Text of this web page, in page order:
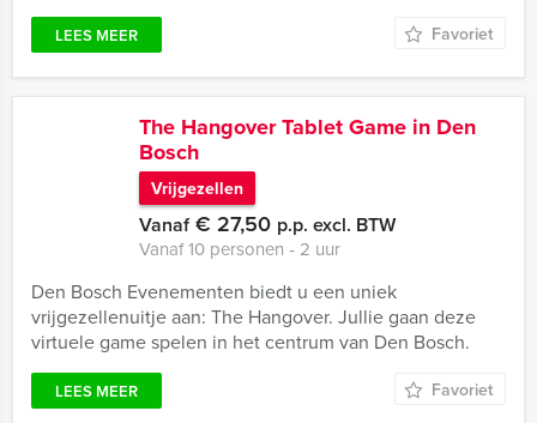
LEES MEER Favoriet
The Hangover Tablet Game in Den
Bosch
Vrijgezellen
Vanaf€ 27,50 p.p. excl. BTW
Vanaf 10 personen ‐ 2 uur
Den Bosch Evenementen biedt u een uniek
vrijgezellenuitje aan: The Hangover. Jullie gaan deze
virtuele game spelen in het centrum van Den Bosch.
LEES MEER Favoriet